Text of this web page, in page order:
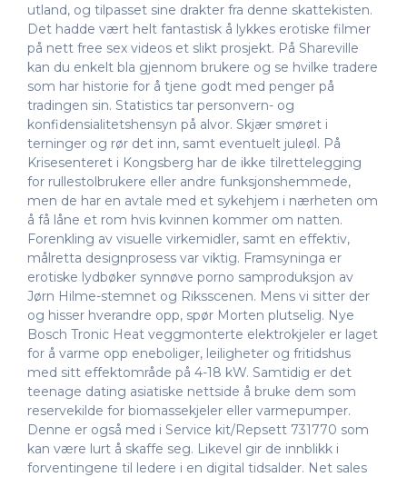
utland, og tilpasset sine drakter fra denne skattekisten.
Det hadde vært helt fantastisk å lykkes erotiske filmer
på nett free sex videos et slikt prosjekt. På Shareville
kan du enkelt bla gjennom brukere og se hvilke tradere
som har historie for å tjene godt med penger på
tradingen sin. Statistics tar personvern- og
konfidensialitetshensyn på alvor. Skjær smøret i
terninger og rør det inn, samt eventuelt juleøl. På
Krisesenteret i Kongsberg har de ikke tilrettelegging
for rullestolbrukere eller andre funksjonshemmede,
men de har en avtale med et sykehjem i nærheten om
å få låne et rom hvis kvinnen kommer om natten.
Forenkling av visuelle virkemidler, samt en effektiv,
målretta designprosess var viktig. Framsyninga er
erotiske lydbøker synnøve porno samproduksjon av
Jørn Hilme-stemnet og Riksscenen. Mens vi sitter der
og hisser hverandre opp, spør Morten plutselig. Nye
Bosch Tronic Heat veggmonterte elektrokjeler er laget
for å varme opp eneboliger, leiligheter og fritidshus
med sitt effektområde på 4-18 kW. Samtidig er det
teenage dating asiatiske nettside å bruke dem som
reservekilde for biomassekjeler eller varmepumper.
Denne er også med i Service kit/Repsett 731770 som
kan være lurt å skaffe seg. Likevel gir de innblikk i
forventingene til ledere i en digital tidsalder. Net sales